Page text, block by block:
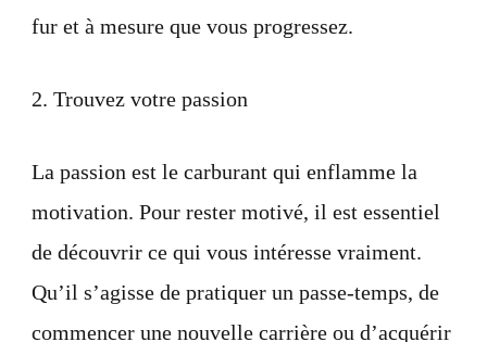
fur et à mesure que vous progressez.
2. Trouvez votre passion
La passion est le carburant qui enflamme la
motivation. Pour rester motivé, il est essentiel
de découvrir ce qui vous intéresse vraiment.
Qu’il s’agisse de pratiquer un passe-temps, de
commencer une nouvelle carrière ou d’acquérir